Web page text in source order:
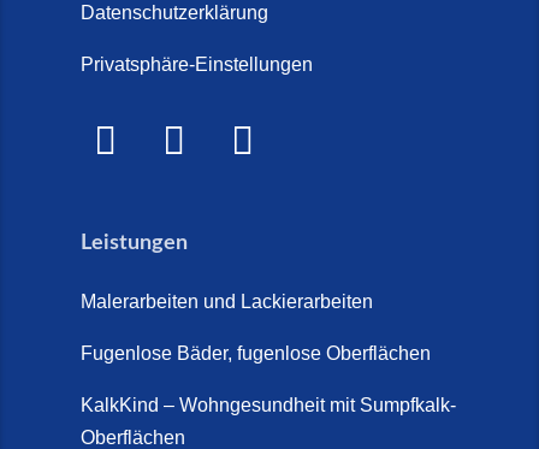
Datenschutzerklärung
Privatsphäre-Einstellungen
Leistungen
Malerarbeiten und Lackierarbeiten
Fugenlose Bäder, fugenlose Oberflächen
KalkKind – Wohngesundheit mit Sumpfkalk-
Oberflächen